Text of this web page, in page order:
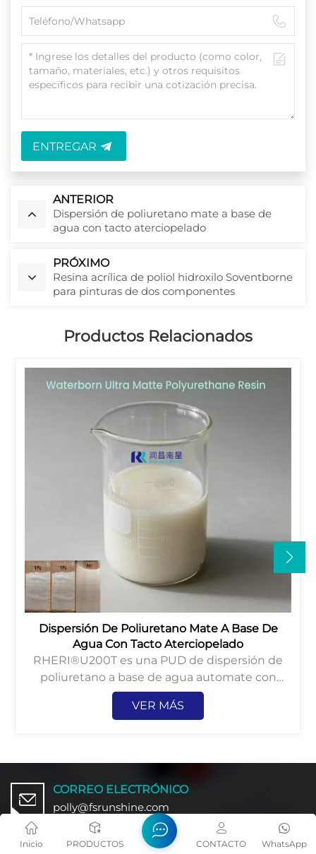
ENTREGAR
ANTERIOR
Dispersión de poliuretano mate a base de
agua con tacto aterciopelado
PRÓXIMO
Resina acrílica de poliol hidroxilo Soventborne
para pinturas de dos componentes
Productos Relacionados
Dispersión De Poliuretano Mate A Base De
Agua Con Tacto Aterciopelado
RHERI®U200T es una PUD de dispersión de
poliuretano a base de agua automate con
excelente tacto aterciopelado y propiedades
antiabrasivas.
VER MÁS
CORREO ELECTRÓNICO
polly@fsrunshine.com
TELÉFONO
+86-18988515668
Inicio PRODUCTOS WhatsApp
CONTACTO